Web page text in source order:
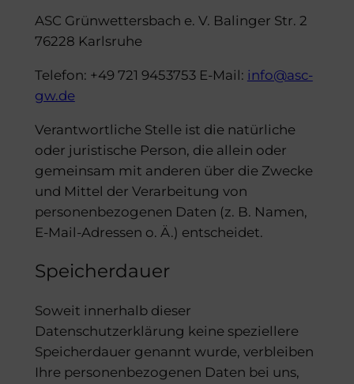
ASC Grünwettersbach e. V. Balinger Str. 2
76228 Karlsruhe
Telefon: +49 721 9453753 E-Mail: info@asc-
gw.de
Verantwortliche Stelle ist die natürliche
oder juristische Person, die allein oder
gemeinsam mit anderen über die Zwecke
und Mittel der Verarbeitung von
personenbezogenen Daten (z. B. Namen,
E-Mail-Adressen o. Ä.) entscheidet.
Speicherdauer
Soweit innerhalb dieser
Datenschutzerklärung keine speziellere
Speicherdauer genannt wurde, verbleiben
Ihre personenbezogenen Daten bei uns,